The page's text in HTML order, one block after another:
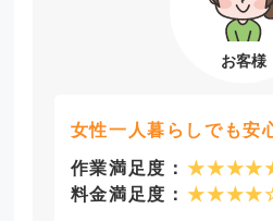
女性一人暮らしでも安
作業満足度：
料金満足度：